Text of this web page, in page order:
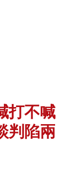
打不喊
判陷兩